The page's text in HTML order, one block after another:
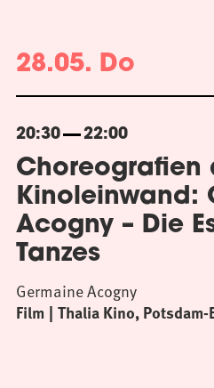
28.05. Do
20:30 22:00
Choreografien
Kinoleinwand:
Acogny – Die
Tanzes
Film Thalia Kino,
Germaine Acogny